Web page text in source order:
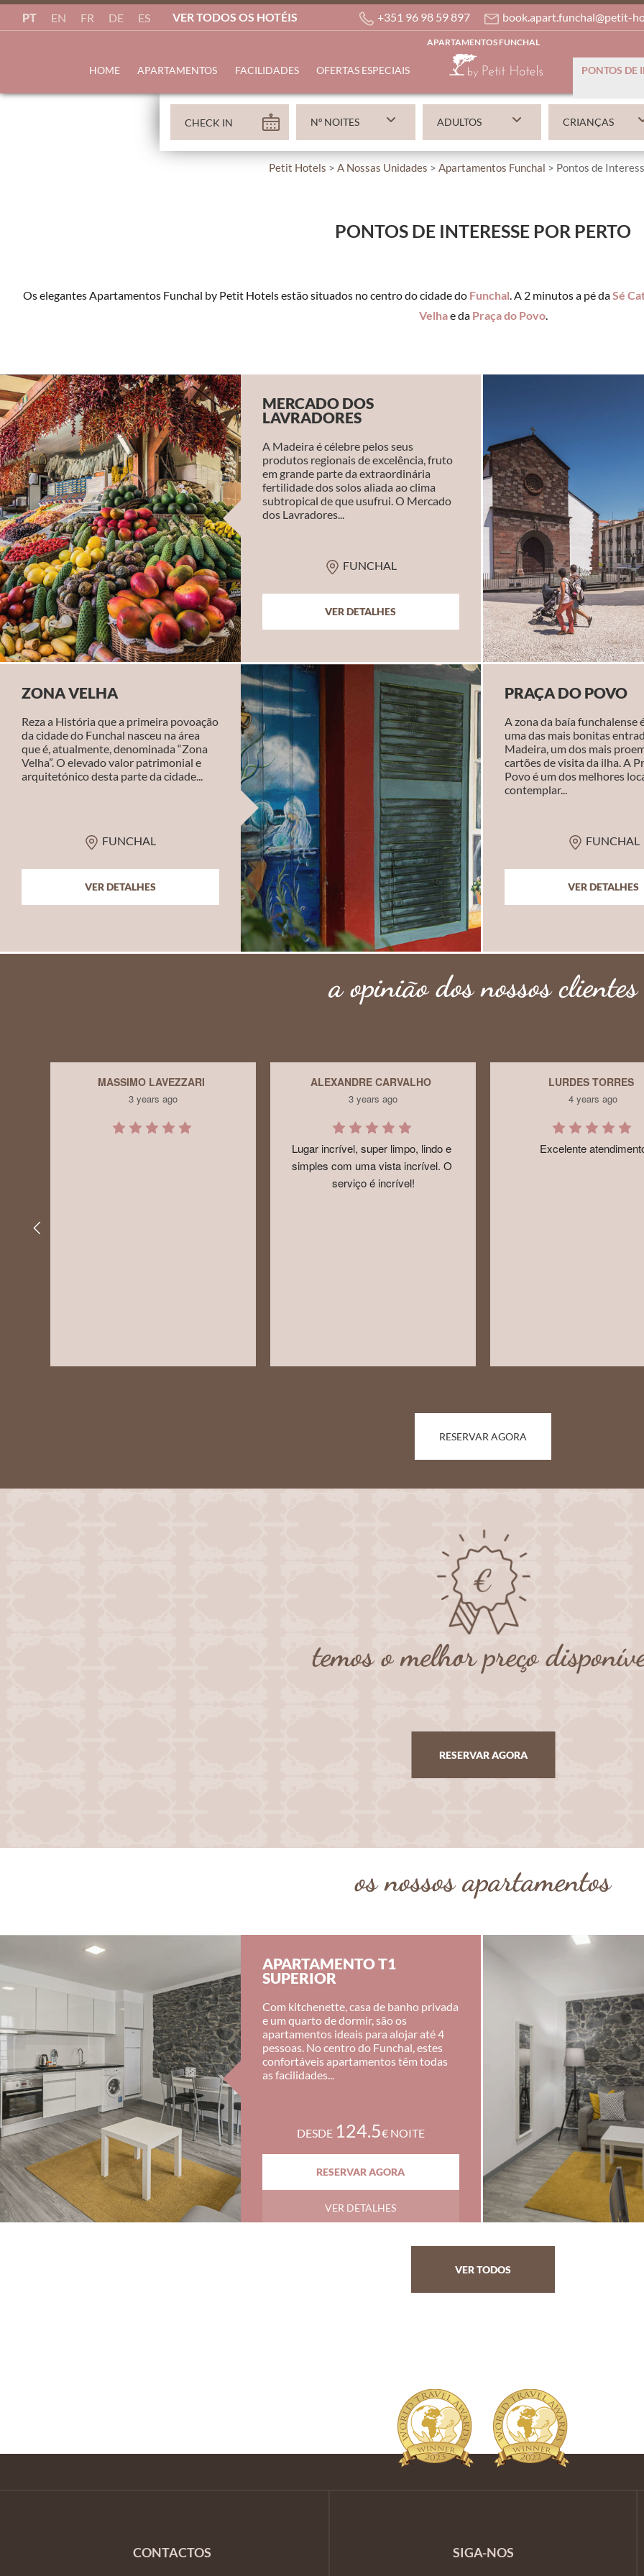
PT EN FR DE ES VER TODOS OS HOTÉIS +351 96 98 59 897 book.apart.funchal@petit-
APARTAMENTOS FUNCHAL
HOME APARTAMENTOS FACILIDADES OFERTAS ESPECIAIS PONTOS DE
Petit Hotels > A Nossas Unidades > Apartamentos Funchal > Pontos de
PONTOS DE INTERESSE POR PERTO
Os elegantes Apartamentos Funchal by Petit Hotels estão situados no centro do cidade do Funchal. A 2 minutos a pé daSé
Velhae da Praça do Povo.
MERCADO DOS
LAVRADORES
A Madeira é célebre pelos seus
produtos regionais de excelência, fruto
em grande parte da extraordinária
fertilidade dos solos aliada ao clima
subtropical de que usufrui. O Mercado
dos Lavradores...
FUNCHAL
VER DETALHES
ZONA VELHA
Reza a História que a primeira povoação
da cidade do Funchal nasceu na área
que é, atualmente, denominada “Zona
Velha”. O elevado valor patrimonial e
arquitetónico desta parte da cidade...
FUNCHAL
VER DETALHES
PRAÇA DO POVO
A zona da baía funchalense
uma das mais bonitas
Madeira, um dos mais
cartões de visita da ilha. A
Povo é um dos melhores
contemplar...
FUNCHAL
VER DETALHES
a opinião dos nossos clientes
ALEXANDRE CARVALHO
3 years ago
LURDES TORRES
4 years ago
Excelente atendimento
PAOLO BOSCATTI
5 years ago
Óptimo!!!
RESERVAR AGORA
temos o melhor preço
RESERVAR AGORA
os nossos apartamentos
APARTAMENTO T1
SUPERIOR
Com kitchenette, casa de banho privada
e um quarto de dormir, são os
apartamentos ideais para alojar até 4
pessoas. No centro do Funchal, estes
confortáveis apartamentos têm todas
as facilidades...
DESDE 124.5€ NOITE
RESERVAR AGORA
VER DETALHES
VER TODOS
CONTACTOS SIGA-NOS